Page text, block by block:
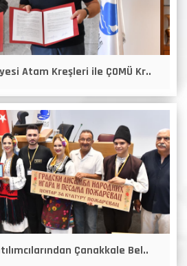
Atam Kreşleri ile ÇOMÜ Kr..
Çanakkale Bel..